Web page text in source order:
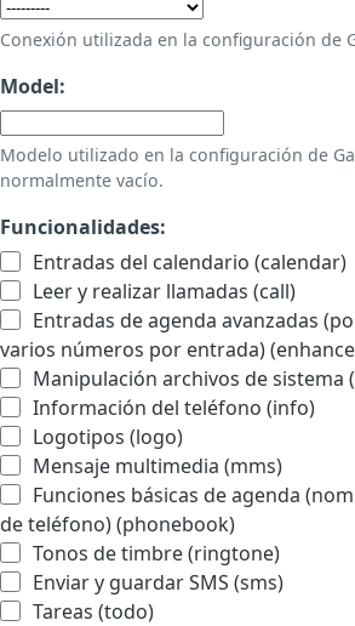
Conexión utilizada en la configuración de
Model:
Modelo utilizado en la configuración de
normalmente vacío.
Funcionalidades:
Entradas del calendario (calendar)
Leer y realizar llamadas (call)
Entradas de agenda avanzadas
varios números por entrada)
Manipulación archivos de sistema
Información del teléfono (info)
Logotipos (logo)
Mensaje multimedia (mms)
Funciones básicas de agenda
de teléfono) (phonebook)
Tonos de timbre (ringtone)
Enviar y guardar SMS (sms)
Tareas (todo)